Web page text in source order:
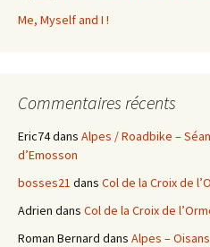
Me, Myself and I !
Commentaires récents
Eric74dans Alpes / Roadbike –
d’Emosson
bosses21 dans Col de la Croix de
Adrien dans Col de la Croix de
Roman Bernard dans Alpes –